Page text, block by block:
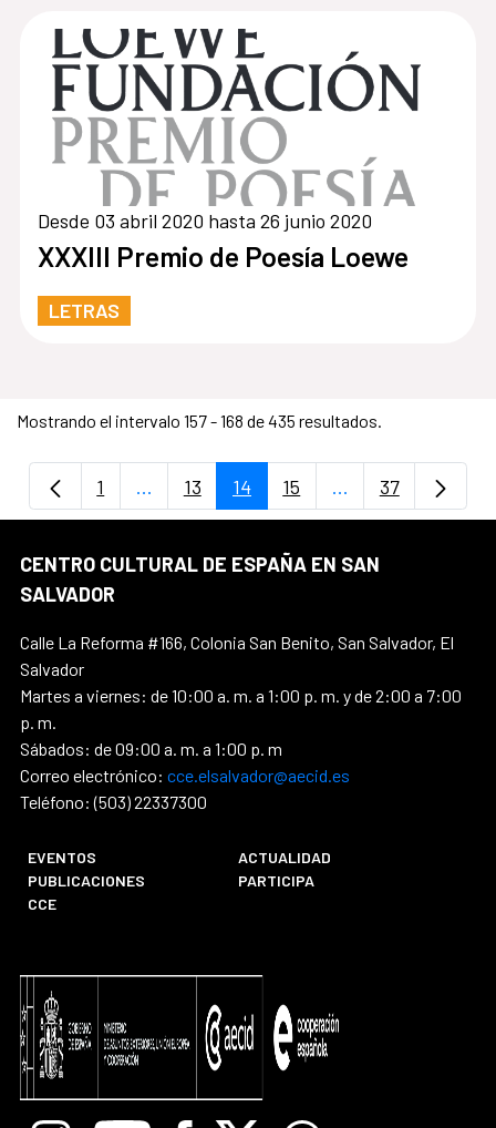
Desde 03 abril 2020 hasta 26 junio 2020
XXXIII Premio de Poesía Loewe
LETRAS
Mostrando el intervalo 157 - 168 de 435 resultados.
Página
1 ...Páginas intermedias Use TAB para
Página
13 Página
14 Página
15 ...PáginasPágina
37
CENTRO CULTURAL DE ESPAÑA EN SAN
SALVADOR
Calle La Reforma #166, Colonia San Benito, San Salvador, El
Salvador
Martes a viernes: de 10:00 a. m. a 1:00 p. m. y de 2:00 a 7:00
p. m.
Sábados: de 09:00 a. m. a 1:00 p. m
Correo electrónico: cce.elsalvador@aecid.es
Teléfono: (503) 22337300
EVENTOS
ACTUALIDAD
PUBLICACIONES
PARTICIPA
CCE